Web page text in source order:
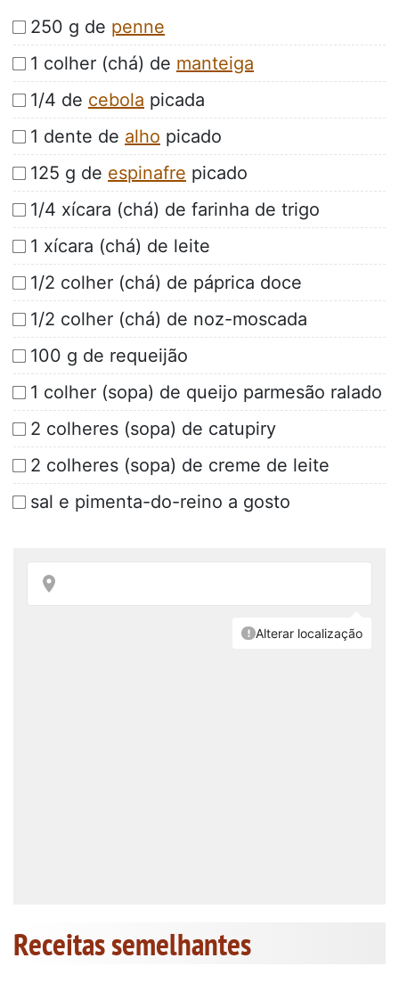
250 g de penne
1 colher (chá) de manteiga
1/4 de cebola picada
1 dente de alho picado
125 g de espinafre picado
1/4 xícara (chá) de farinha de trigo
1 xícara (chá) de leite
1/2 colher (chá) de páprica doce
1/2 colher (chá) de noz-moscada
100 g de requeijão
1 colher (sopa) de queijo parmesão ralado
2 colheres (sopa) de catupiry
2 colheres (sopa) de creme de leite
sal e pimenta-do-reino a gosto
Receitas semelhantes